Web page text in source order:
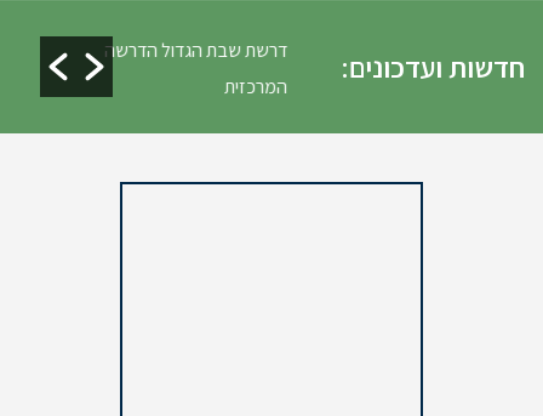
חדשות ועדכונים:
דרשת שבת הגדול הדרשה
המרכזית